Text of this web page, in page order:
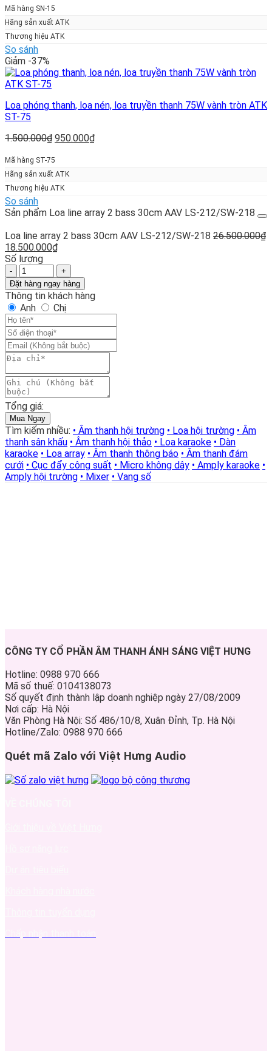
là:
800.000₫.
Mã hàng SN-15
Hãng sản xuất ATK
Thương hiệu ATK
So sánh
Giảm -37%
Loa phóng thanh, loa nén, loa truyền thanh 75W vành tròn ATK
ST-75
1.500.000₫ Giá
là:
1.500.000₫.
950.000₫Giá
Mã hàng ST-75
Hãng sản xuất ATK
Thương hiệu ATK
So sánh
Sản phẩm Loa line array 2 bass 30cm AAV LS-212/SW-218
Loa line array 2 bass 30cm AAV LS-212/SW-218 26.500.000₫
Giá
gốc
là:
26.500.000₫.
18.500.000₫Giá
tại
là:
18.500.000₫.
Số lượng
Loa
line
array
2
bass
30cm
AAV
LS-
212/SW-
218
số
lượng
Đặt hàng ngay hàng
Thông tin khách hàng
Anh
Chị
Tổng giá:
Mua Ngay
Tìm kiếm nhiều: • Âm thanh hội trường • Loa hội trường • Âm
thanh sân khấu • Âm thanh hội thảo • Loa karaoke • Dàn
karaoke • Loa array • Âm thanh thông báo • Âm thanh đám
cưới • Cục đẩy công suất • Micro không dây • Amply karaoke •
Amply hội trường • Mixer • Vang số
CÔNG TY CỔ PHẦN ÂM THANH ÁNH SÁNG VIỆT HƯNG
Hotline: 0988 970 666
Mã số thuế: 0104138073
Số quyết định thành lập doanh nghiệp ngày 27/08/2009
Nơi cấp: Hà Nội
Văn Phòng Hà Nội: Số 486/10/8, Xuân Đỉnh, Tp. Hà Nội
Hotline/Zalo: 0988 970 666
Quét mã Zalo với Việt Hưng Audio